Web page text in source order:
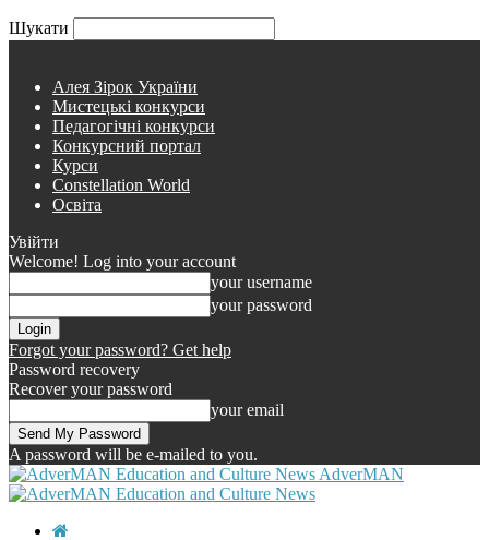
Шукати
Алея Зірок України
Мистецькі конкурси
Педагогічні конкурси
Конкурсний портал
Курси
Constellation World
Освіта
Увійти
Welcome! Log into your account
your username
your password
Forgot your password? Get help
Password recovery
Recover your password
your email
A password will be e-mailed to you.
AdverMAN